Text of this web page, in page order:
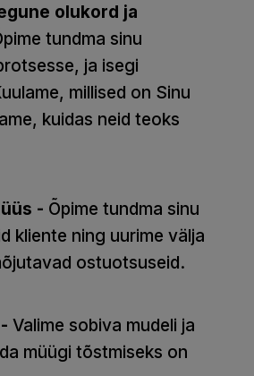
olukord ja
tundma sinu
ja isegi
millised on Sinu
kuidas neid teoks
- Õpime tundma sinu
kliente ning uurime välja
ostuotsuseid.
Valime sobiva mudeli ja
müügi tõstmiseks on